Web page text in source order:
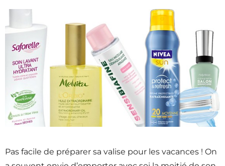
Pas facile de préparer sa valise pour les vacances ! On